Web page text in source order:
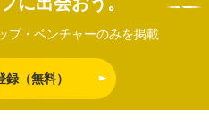
プ・ベンチャーのみを掲載
（無料）